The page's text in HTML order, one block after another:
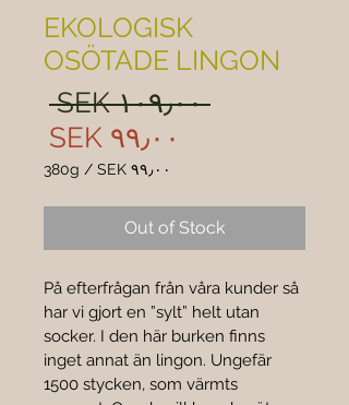
EKOLOGISK
OSÖTADE LINGON
‎SEK ۱۰۹٫۰۰
‎SEK ۹۹٫۰۰
‎SEK ۹۹٫۰۰ /
380g
Out of Stock
På efterfrågan från våra kunder så
har vi gjort en ”sylt” helt utan
socker. I den här burken finns
inget annat än lingon. Ungefär
1500 stycken, som värmts